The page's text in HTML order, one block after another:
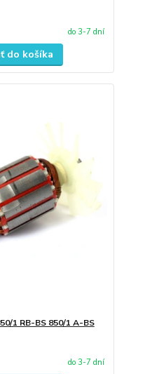
do 3-7 dní
do košíka
1 RB-BS 850/1 A-BS
do 3-7 dní